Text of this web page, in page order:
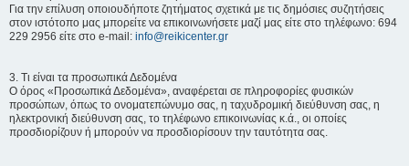
Για την επίλυση οποιουδήποτε ζητήματος σχετικά με τις δημόσιες συζητήσεις
στον ιστότοπο μας μπορείτε να επικοινωνήσετε μαζί μας είτε στο τηλέφωνο: 694
229 2956 είτε στο e-mail: info@reikicenter.gr
3. Τι είναι τα προσωπικά Δεδομένα
Ο όρος «Προσωπικά Δεδομένα», αναφέρεται σε πληροφορίες φυσικών
προσώπων, όπως το ονοματεπώνυμο σας, η ταχυδρομική διεύθυνση σας, η
ηλεκτρονική διεύθυνση σας, το τηλέφωνο επικοινωνίας κ.ά., οι οποίες
προσδιορίζουν ή μπορούν να προσδιορίσουν την ταυτότητα σας.